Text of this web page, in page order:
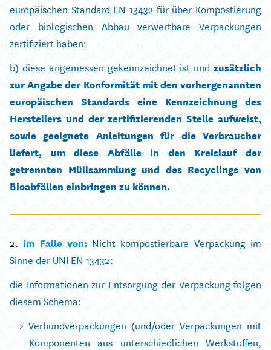
europäischen Standard EN 13432 für über Kompostierung
oder biologischen Abbau verwertbare Verpackungen
zertifiziert haben;
b) diese angemessen gekennzeichnet ist und zusätzlich
zur Angabe der Konformität mit den vorhergenannten
europäischen Standards eine Kennzeichnung des
Herstellers und der zertifizierenden Stelle aufweist,
sowie geeignete Anleitungen für die Verbraucher
liefert, um diese Abfälle in den Kreislauf der
getrennten Müllsammlung und des Recyclings von
Bioabfällen einbringen zu können.
2. Im Falle von:Nicht kompostierbare Verpackung im
Sinne der UNI EN 13432:
die Informationen zur Entsorgung der Verpackung folgen
diesem Schema:
Verbundverpackungen (und/oder Verpackungen mit
Komponenten aus unterschiedlichen Werkstoffen,